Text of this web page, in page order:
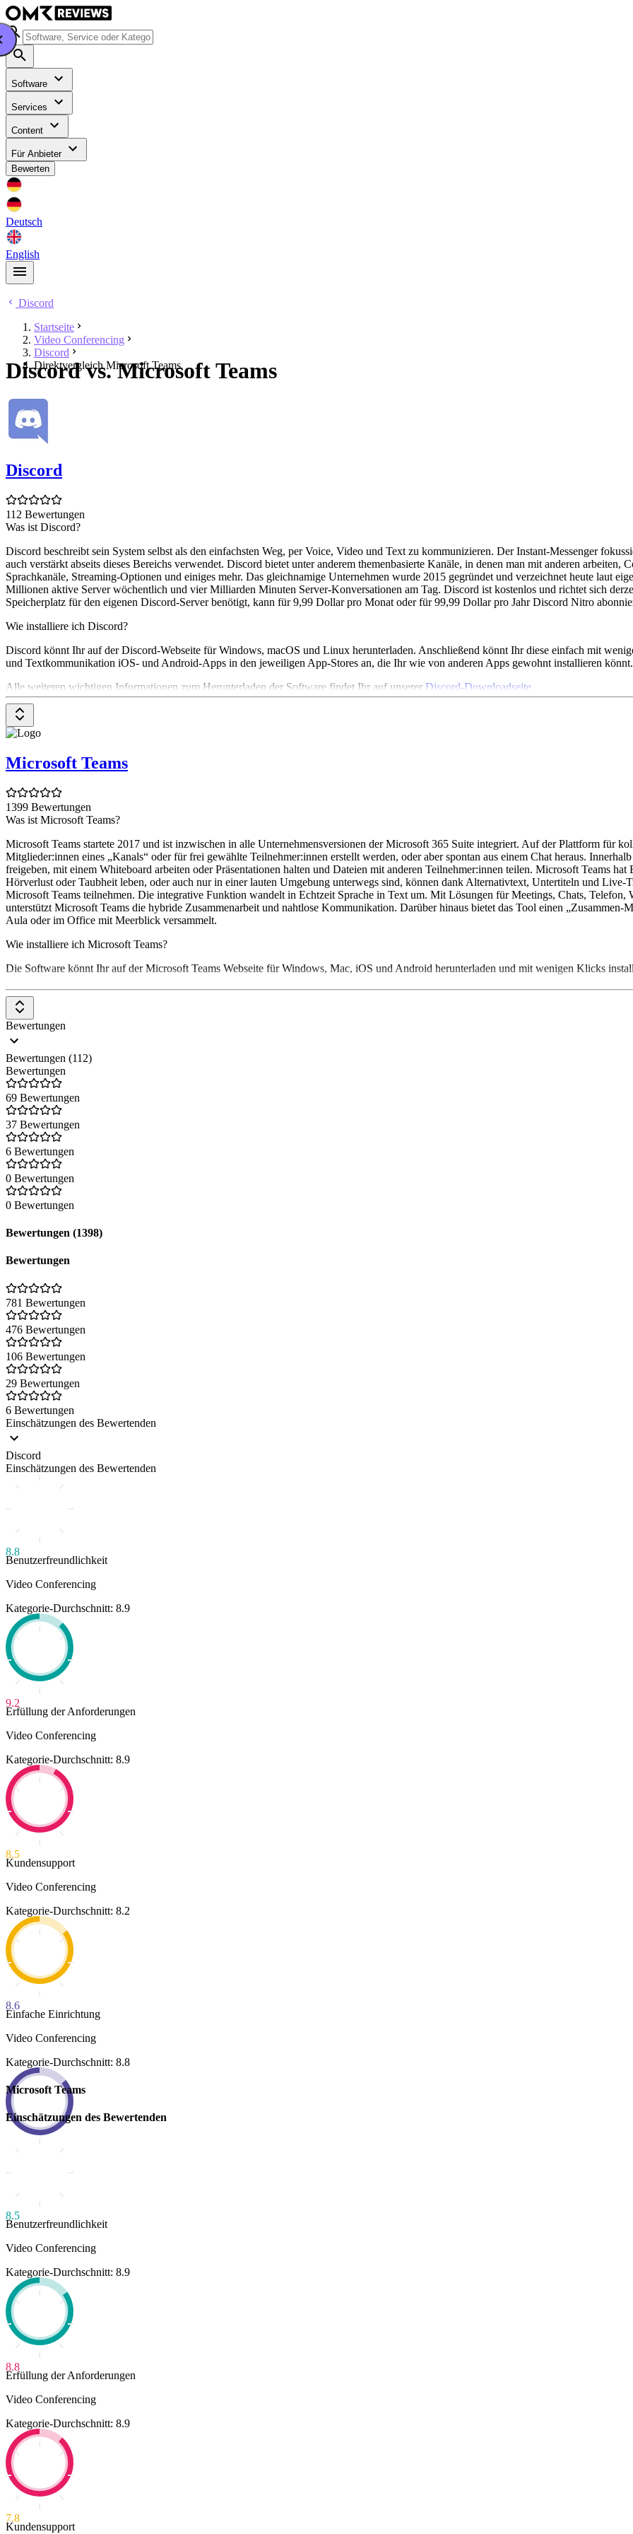
Software
Services
Content
Für Anbieter
Bewerten
Deutsch
English
Discord
Startseite
Video Conferencing
Discord
Direktvergleich Microsoft Teams
Discord vs. Microsoft Teams
Discord
112 Bewertungen
Was ist Discord?
Discord beschreibt sein System selbst als den einfachsten Weg, per Voice, Video und Text zu kommunizieren. Der Instant-Messenger
auch verstärkt abseits dieses Bereichs verwendet. Discord bietet unter anderem themenbasierte Kanäle, in denen man mit anderen
Sprachkanäle, Streaming-Optionen und einiges mehr. Das gleichnamige Unternehmen wurde 2015 gegründet und verzeichnet heute laut
Millionen aktive Server wöchentlich und vier Milliarden Minuten Server-Konversationen am Tag. Discord ist kostenlos und richtet sich
Speicherplatz für den eigenen Discord-Server benötigt, kann für 9,99 Dollar pro Monat oder für 99,99 Dollar pro Jahr Discord Nitro
Wie installiere ich Discord?
Discord könnt Ihr auf der Discord-Webseite für Windows, macOS und Linux herunterladen. Anschließend könnt Ihr diese einfach mit
und Textkommunikation iOS- und Android-Apps in den jeweiligen App-Stores an, die Ihr wie von anderen Apps gewohnt installieren könnt.
Alle weiteren wichtigen Informationen zum Herunterladen der Software findet Ihr auf unserer Discord-Downloadseite
Wie nutze ich Discord?
Neben einer browserbasierten Version bietet Discord sowohl eine Desktop- und eine Mobile-App an. Nach der Registrierung bei dem
Einladungslinks direkt in Eurem Browser öffnen.
Was sind Discord Bots und wie nutze ich sie?
Discord-Bots sind automatisierte Programme, die Ihr nutzen könnt, um Benachrichtigungen zu versenden, Musik für Server-Mitglieder
kostenlose Discord Bots wie MEE6 oder Groovy, die Ihr mit einem Klick zu Eurem Discord hinzufügen könnt. Discord stellt aber auch
Wie sicher ist Discord?
Discord sammelt Nutzerdaten auf eigenen Servern, was bedeutet, dass diese zu keiner Zeit offengelegt werden. Jedoch bietet das Tool im
Möglichkeit Video- oder Audio-Calls End-zu-End zu verschlüsseln. Je nach Sicherheitsstandards des Unternehmens kann daher der
Microsoft Teams
1399 Bewertungen
Was ist Microsoft Teams?
Microsoft Teams startete 2017 und ist inzwischen in alle Unternehmensversionen der Microsoft 365 Suite integriert. Auf der Plattform für
Mitglieder:innen eines „Kanals“ oder für frei gewählte Teilnehmer:innen erstellt werden, oder aber spontan aus einem Chat heraus.
freigeben, mit einem Whiteboard arbeiten oder Präsentationen halten und Dateien mit anderen Teilnehmer:innen teilen. Microsoft Teams
Hörverlust oder Taubheit leben, oder auch nur in einer lauten Umgebung unterwegs sind, können dank Alternativtext, Untertiteln und
Microsoft Teams teilnehmen. Die integrative Funktion wandelt in Echtzeit Sprache in Text um. Mit Lösungen für Meetings, Chats, Telefon,
unterstützt Microsoft Teams die hybride Zusammenarbeit und nahtlose Kommunikation. Darüber hinaus bietet das Tool einen
Aula oder im Office mit Meerblick versammelt.
Wie installiere ich Microsoft Teams?
Die Software könnt Ihr auf der Microsoft Teams Webseite für Windows, Mac, iOS und Android herunterladen und mit wenigen Klicks
Was brauche ich für Microsoft Teams?
Um die kostenlose Basisversion von Microsoft Team zu verwenden, benötigt Ihr lediglich ein Microsoft-Konto. Solltet Ihr Skype,
verwenden, habt Ihr bereits eines.
Wie funktioniert Microsoft Teams?
Sobald Ihr Microsoft Teams geöffnet und Euch mit Euren Zugangsdaten angemeldet habt, könnt Ihr in der Teams-Ansicht mit einem Klick
Euch das Tool viele Funktionen wie Chats anstelle von E-Mails, das zeitgleiche Bearbeiten von Microsoft Office Dateien,
Bewertungen
Bewertungen (112)
Bewertungen
69 Bewertungen
37 Bewertungen
6 Bewertungen
0 Bewertungen
0 Bewertungen
Bewertungen (1398)
Bewertungen
781 Bewertungen
476 Bewertungen
106 Bewertungen
29 Bewertungen
6 Bewertungen
Einschätzungen des Bewertenden
Discord
Einschätzungen des Bewertenden
8.8
Benutzerfreundlichkeit
Video Conferencing
Kategorie-Durchschnitt: 8.9
9.2
Erfüllung der Anforderungen
Video Conferencing
Kategorie-Durchschnitt: 8.9
8.5
Kundensupport
Video Conferencing
Kategorie-Durchschnitt: 8.2
8.6
Einfache Einrichtung
Video Conferencing
Kategorie-Durchschnitt: 8.8
Microsoft Teams
Einschätzungen des Bewertenden
8.5
Benutzerfreundlichkeit
Video Conferencing
Kategorie-Durchschnitt: 8.9
8.8
Erfüllung der Anforderungen
Video Conferencing
Kategorie-Durchschnitt: 8.9
7.8
Kundensupport